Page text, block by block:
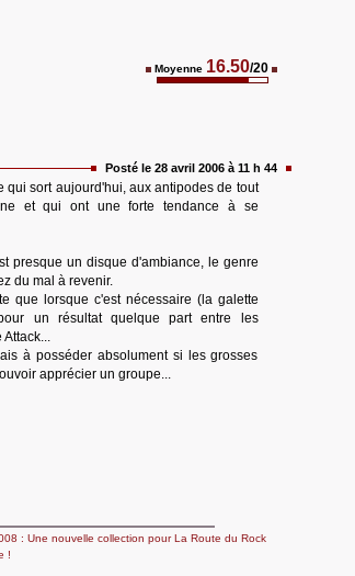
Moyenne 16.50/20
Posté le 28 avril 2006 à 11 h 44
qui sort aujourd'hui, aux antipodes de tout
et qui ont une forte tendance à se
presque un disque d'ambiance, le genre
du mal à revenir.
que lorsque c'est nécessaire (la galette
un résultat quelque part entre les
à posséder absolument si les grosses
apprécier un groupe...
: Une nouvelle collection pour La Route du Rock
!